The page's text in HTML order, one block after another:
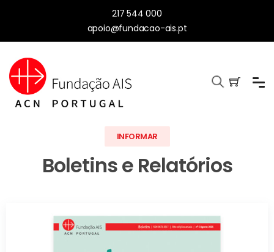
217 544 000
apoio@fundacao-ais.pt
INFORMAR
Boletins e Relatórios